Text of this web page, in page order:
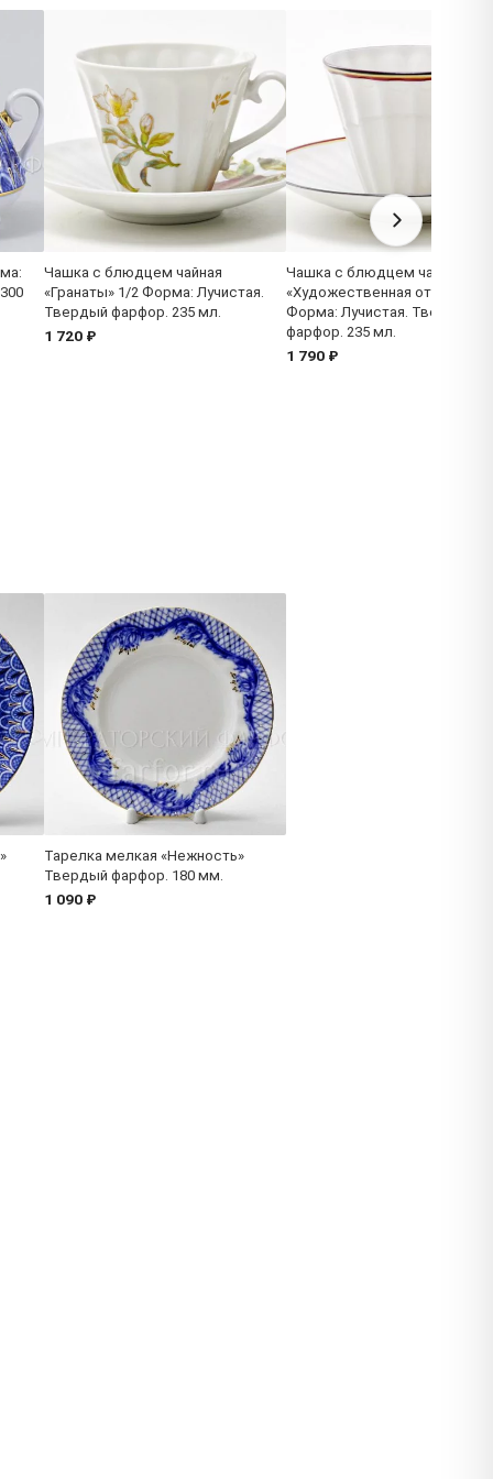
Чашка с блюдцем чайная
«Гранаты» 1/2 Форма: Лучистая.
Твердый фарфор. 235 мл.
1 720 ₽
Чашка с блюдцем чайная
«Художественная отводка
Форма: Лучистая. Твердый
фарфор. 235 мл.
1 790 ₽
Тарелка мелкая «Нежность»
Твердый фарфор. 180 мм.
1 090 ₽